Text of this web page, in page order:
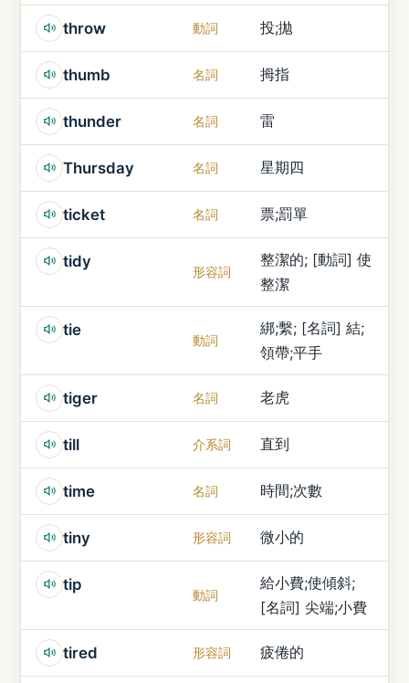
throw 動詞 投;拋
thumb 名詞 拇指
thunder 名詞 雷
Thursday 名詞 星期四
ticket 名詞 票;罰單
tidy
形容詞
整潔的; [動詞] 使
整潔
tie
動詞
綁;繫; [名詞] 結;
領帶;平手
tiger 名詞 老虎
till 介系詞 直到
time 名詞 時間;次數
tiny 形容詞 微小的
tip
動詞
給小費;使傾斜;
[名詞] 尖端;小費
tired 形容詞 疲倦的